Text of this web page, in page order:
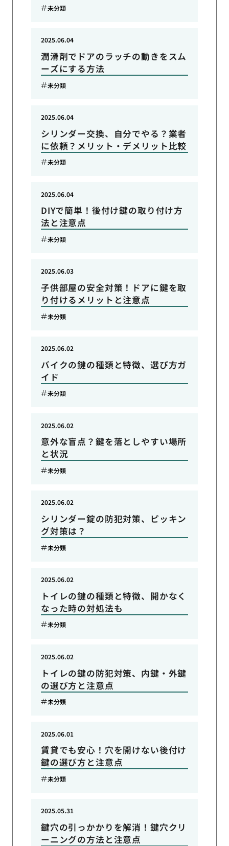
未分類
潤滑剤でドアのラッチの動きをスム
ーズにする方法
2025.06.04
未分類
シリンダー交換、自分でやる？業者
に依頼？メリット・デメリット比較
2025.06.04
未分類
DIYで簡単！後付け鍵の取り付け方
法と注意点
2025.06.04
未分類
子供部屋の安全対策！ドアに鍵を取
り付けるメリットと注意点
2025.06.03
未分類
バイクの鍵の種類と特徴、選び方ガ
イド
2025.06.02
未分類
意外な盲点？鍵を落としやすい場所
と状況
2025.06.02
未分類
シリンダー錠の防犯対策、ピッキン
グ対策は？
2025.06.02
未分類
トイレの鍵の種類と特徴、開かなく
なった時の対処法も
2025.06.02
未分類
トイレの鍵の防犯対策、内鍵・外鍵
の選び方と注意点
2025.06.02
未分類
賃貸でも安心！穴を開けない後付け
鍵の選び方と注意点
2025.06.01
未分類
鍵穴の引っかかりを解消！鍵穴クリ
ーニングの方法と注意点
2025.05.31